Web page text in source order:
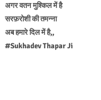
अगर वतन मुश्किल में है
सरफ़रोशी की तमन्ना
अब हमारे दिल में है,,
#Sukhadev Thapar Ji